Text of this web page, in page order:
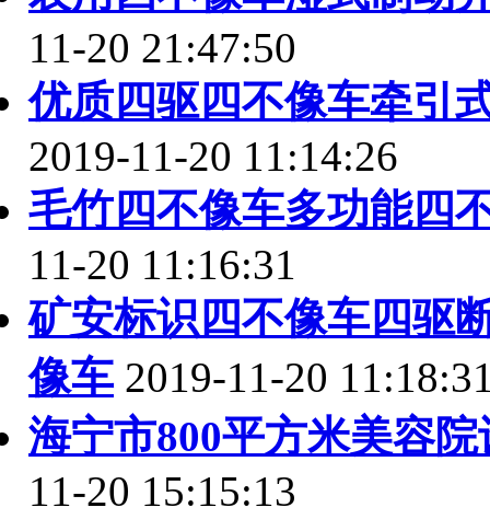
11-20 21:47:50
优质四驱四不像车牵引
2019-11-20 11:14:26
毛竹四不像车多功能四
11-20 11:16:31
矿安标识四不像车四驱
像车 2019-11-20
海宁市800平方米美容
11-20 15:15:13